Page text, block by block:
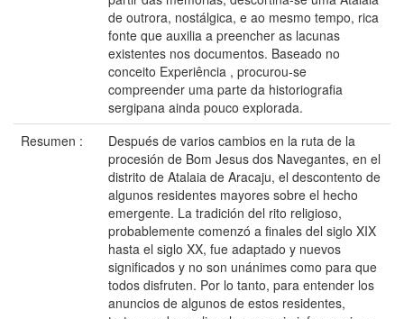
de outrora, nostálgica, e ao mesmo tempo, rica
fonte que auxilia a preencher as lacunas
existentes nos documentos. Baseado no
conceito Experiência , procurou-se
compreender uma parte da historiografia
sergipana ainda pouco explorada.
Resumen :
Después de varios cambios en la ruta de la
procesión de Bom Jesus dos Navegantes, en el
distrito de Atalaia de Aracaju, el descontento de
algunos residentes mayores sobre el hecho
emergente. La tradición del rito religioso,
probablemente comenzó a finales del siglo XIX
hasta el siglo XX, fue adaptado y nuevos
significados y no son unánimes como para que
todos disfruten. Por lo tanto, para entender los
anuncios de algunos de estos residentes,